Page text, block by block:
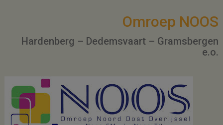
Omroep NOOS
Hardenberg – Dedemsvaart – Gramsbergen
e.o.